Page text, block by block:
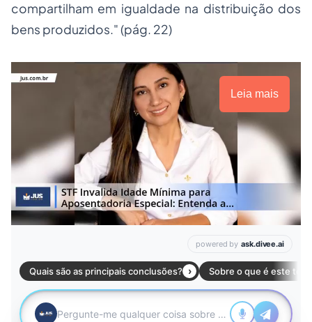
compartilham em igualdade na distribuição dos
bens produzidos." (pág. 22)
Leia mais